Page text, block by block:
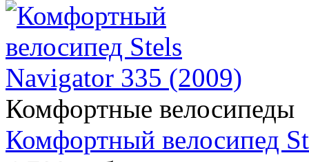
Комфортные велосипеды
Комфортный велосипед